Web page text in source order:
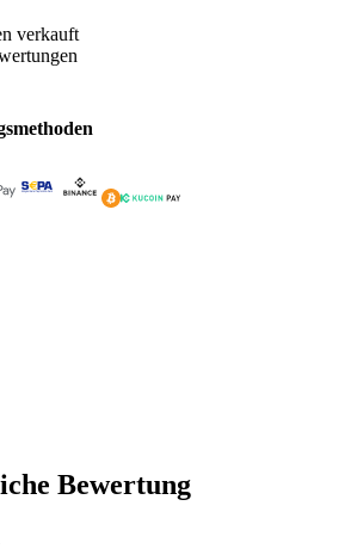
verkauft
Bewertung